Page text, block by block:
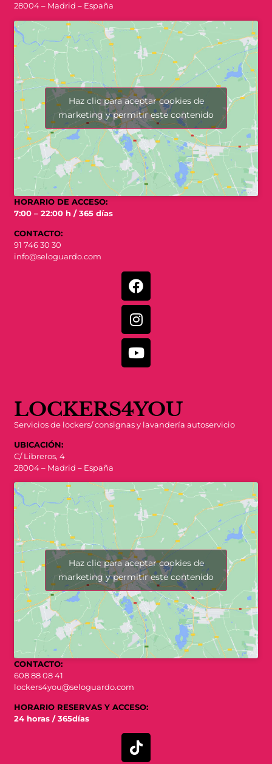
28004 – Madrid – España
Haz clic para aceptar cookies de
marketing y permitir este contenido
HORARIO DE ACCESO:
7:00 – 22:00 h / 365 días
CONTACTO:
91 746 30 30
info@seloguardo.com
LOCKERS4YOU
Servicios de lockers/ consignas y lavandería autoservicio
UBICACIÓN:
C/ Libreros, 4
28004 – Madrid – España
Haz clic para aceptar cookies de
marketing y permitir este contenido
CONTACTO:
608 88 08 41
lockers4you@seloguardo.com
HORARIO RESERVAS Y ACCESO:
24 horas / 365días